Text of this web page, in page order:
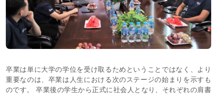
卒業は単に大学の学位を受け取るためということではなく、より
重要なのは、卒業は人生における次のステージの始まりを示すも
のです。 卒業後の学生から正式に社会人となり、それぞれの肩書